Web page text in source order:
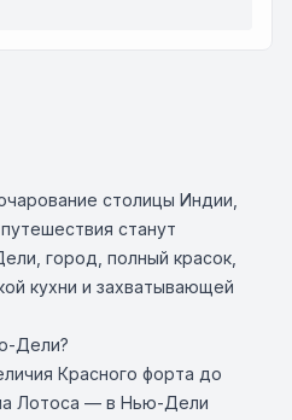
столицы Индии,
станут
город, полный красок,
кухни и захватывающей
Дели?
Красного форта до
Лотоса — в Нью-Дели